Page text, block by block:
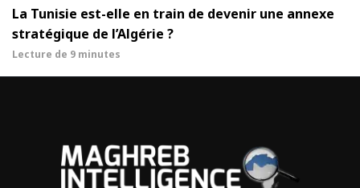
La Tunisie est-elle en train de devenir une annexe
stratégique de l’Algérie ?
Lecture de 9 minutes